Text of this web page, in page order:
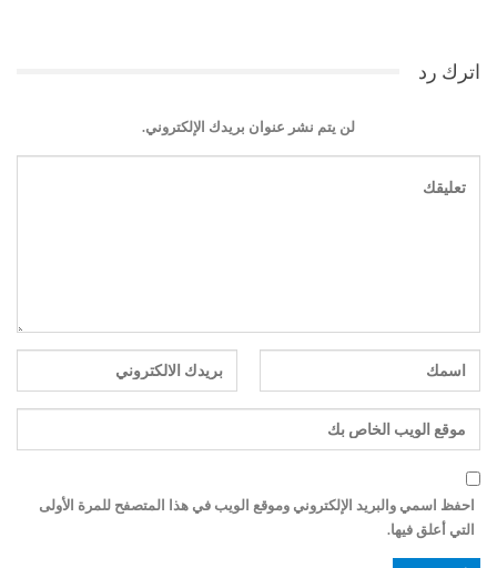
اترك رد
لن يتم نشر عنوان بريدك الإلكتروني.
احفظ اسمي والبريد الإلكتروني وموقع الويب في هذا المتصفح للمرة الأولى
التي أعلق فيها.